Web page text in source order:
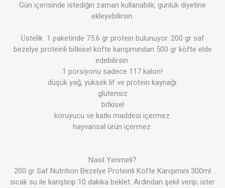
Gün içerisinde istediğin zaman kullanabilir, günlük diyetine
ekleyebilirsin.
Üstelik 1 paketinde 75.6 gr protein bulunuyor. 200 gr saf
bezelye proteinli bitkisel köfte karışımından 500 gr köfte elde
edebilirsin.
1 porsiyonu sadece 117 kalori!
düşük yağ, yüksek lif ve protein kaynağı.
glutensiz
bitkisel
koruyucu ve katkı maddesi içermez.
hayvansal ürün içermez.
Nasıl Yenmeli?
200 gr Saf Nutrition Bezelye Proteinli Köfte Karışımını 300ml
sıcak su ile karıştırıp 10 dakika beklet. Ardından şekil verip; ister